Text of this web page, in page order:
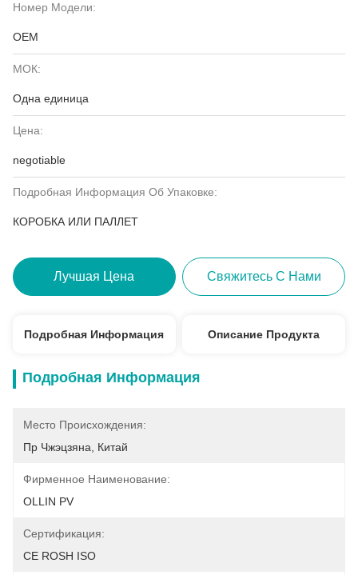
Номер Модели:
OEM
МОК:
Одна единица
Цена:
negotiable
Подробная Информация Об Упаковке:
КОРОБКА ИЛИ ПАЛЛЕТ
Лучшая Цена Свяжитесь С Нами
Подробная Информация Описание Продукта
Подробная Информация
Место Происхождения:
Пр Чжэцзяна, Китай
Фирменное Наименование:
OLLIN PV
Сертификация:
CE ROSH ISO